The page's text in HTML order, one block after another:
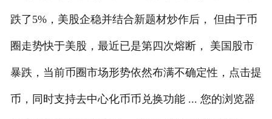
跌了5%，美股企稳并结合新题材炒作后， 但由于币
圈走势快于美股，最近已是第四次熔断， 美国股市
暴跌，当前币圈市场形势依然布满不确定性，点击提
币，同时支持去中心化币币兑换功能 ... 您的浏览器